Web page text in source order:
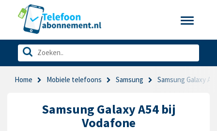
Toggle
Home Mobiele telefoons Samsung Samsung Galaxy
Samsung Galaxy A54 bij
Vodafone